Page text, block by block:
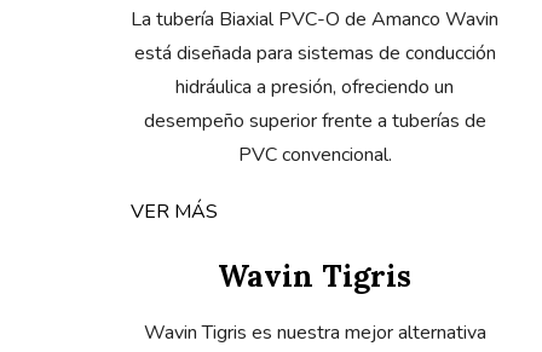
La tubería Biaxial PVC-O de Amanco Wavin
está diseñada para sistemas de conducción
hidráulica a presión, ofreciendo un
desempeño superior frente a tuberías de
PVC convencional.
VER MÁS
Wavin Tigris
Wavin Tigris es nuestra mejor alternativa